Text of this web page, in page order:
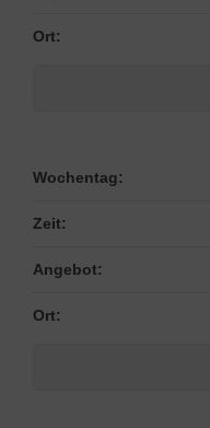
Ort:
Wochentag:
Zeit:
Angebot:
Ort: